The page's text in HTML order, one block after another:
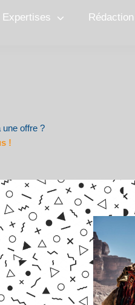
Expertises
une offre ?
!